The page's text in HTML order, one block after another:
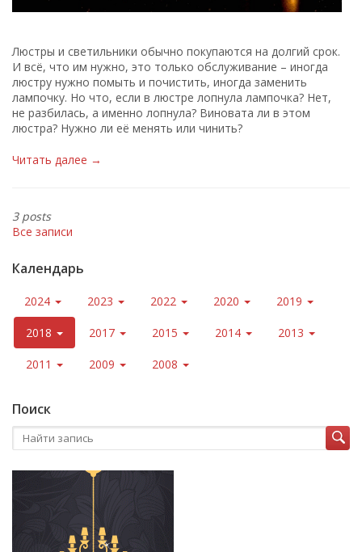
Люстры и светильники обычно покупаются на долгий срок.
И всё, что им нужно, это только обслуживание – иногда
люстру нужно помыть и почистить, иногда заменить
лампочку. Но что, если в люстре лопнула лампочка? Нет,
не разбилась, а именно лопнула? Виновата ли в этом
люстра? Нужно ли её менять или чинить?
Читать далее →
3 posts
Все записи
Календарь
2024 2023 2022 2020 2019
2018 2017 2015 2014 2013
2011 2009 2008
Поиск